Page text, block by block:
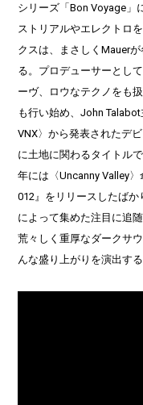
シリーズ「Bon Voyage」
ストリアルやエレクトロ
クスは、
まさしくMauer
る 。プロデューサーとし
ーヴ、ロウなテクノをも
も行い始め、John
VNX〉から発表されたデ
に土地に関わるタイトルで
年には〈Uncanny Valley
012』をリリースしたば
によって集めた注目に追
荒々しく重厚なダークサ
んな盛り上がりを演出する